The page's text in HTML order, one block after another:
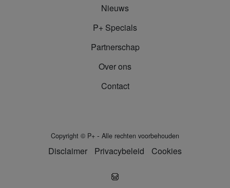
Nieuws
P+ Specials
Partnerschap
Over ons
Contact
Copyright © P+ - Alle rechten voorbehouden
Disclaimer Privacybeleid Cookies